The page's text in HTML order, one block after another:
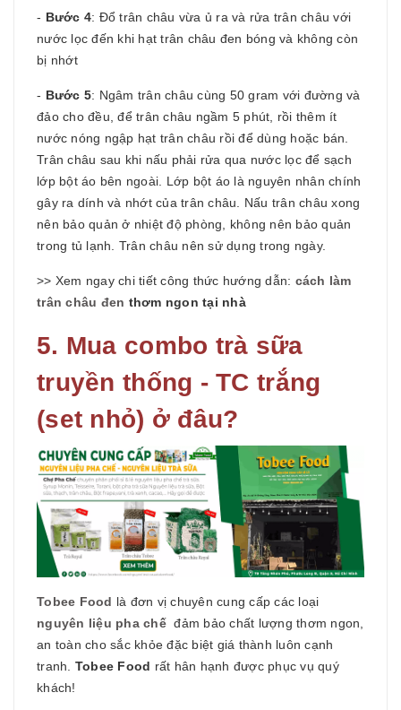
- Bước 4: Đổ trân châu vừa ủ ra và rửa trân châu với
nước lọc đến khi hạt trân châu đen bóng và không còn
bị nhớt
- Bước 5: Ngâm trân châu cùng 50 gram với đường và
đảo cho đều, để trân châu ngầm 5 phút, rồi thêm ít
nước nóng ngập hạt trân châu rồi để dùng hoặc bán.
Trân châu sau khi nấu phải rửa qua nước lọc để sạch
lớp bột áo bên ngoài. Lớp bột áo là nguyên nhân chính
gây ra dính và nhớt của trân châu. Nấu trân châu xong
nên bảo quản ở nhiệt độ phòng, không nên bảo quản
trong tủ lạnh. Trân châu nên sử dụng trong ngày.
>> Xem ngay chi tiết công thức hướng dẫn: cách làm
trân châu đen thơm ngon tại nhà
5. Mua combo trà sữa
truyền thống - TC trắng
(set nhỏ) ở đâu?
Tobee Food là đơn vị chuyên cung cấp các loại
nguyên liệu pha chếđảm bảo chất lượng thơm ngon,
an toàn cho sắc khỏe đặc biệt giá thành luôn cạnh
tranh. Tobee Food rất hân hạnh được phục vụ quý
khách!